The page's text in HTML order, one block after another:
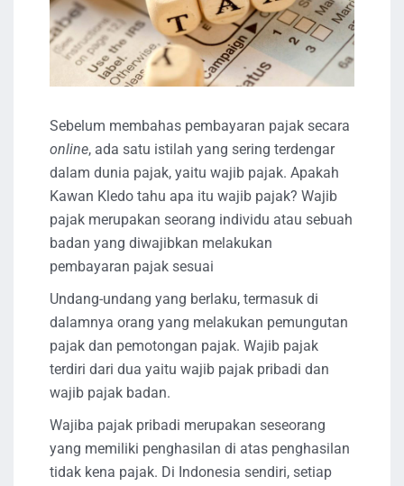
Sebelum membahas pembayaran pajak secara
online, ada satu istilah yang sering terdengar
dalam dunia pajak, yaitu wajib pajak. Apakah
Kawan Kledo tahu apa itu wajib pajak? Wajib
pajak merupakan seorang individu atau sebuah
badan yang diwajibkan melakukan
pembayaran pajak sesuai
Undang-undang yang berlaku, termasuk di
dalamnya orang yang melakukan pemungutan
pajak dan pemotongan pajak. Wajib pajak
terdiri dari dua yaitu wajib pajak pribadi dan
wajib pajak badan.
Wajiba pajak pribadi merupakan seseorang
yang memiliki penghasilan di atas penghasilan
tidak kena pajak. Di Indonesia sendiri, setiap